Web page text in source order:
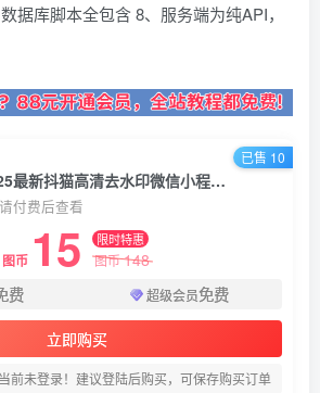
据库脚本全包含 8、服务端为纯API，
【小程序源码】2025最新抖猫高清去水印微信小程序 去水印源码 含流量主
付费后查看
图币 15 限时特惠
图币148
费 超级会员免费
立即购买
前未登录！建议登陆后购买，可保存购买订单
已售 10